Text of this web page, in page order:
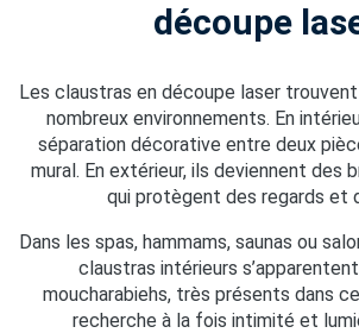
découpe
Les claustras en découpe laser
nombreux environnements. En
séparation décorative entre deux
mural. En extérieur, ils deviennent des
qui protègent des regards et
Dans les spas, hammams, saunas ou
claustras intérieurs
moucharabiehs, très présents dans
recherche à la fois intimité et